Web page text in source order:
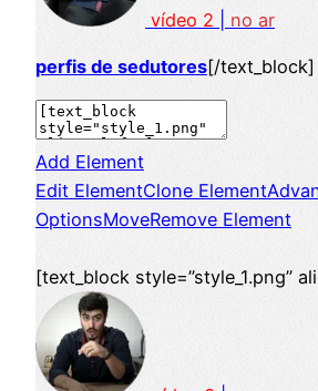
vídeo 2 no ar
perfis de sedutores[/text_block]
Add Element
Edit ElementClone Element
OptionsMoveRemove Element
[text_block style=”style_1.png”